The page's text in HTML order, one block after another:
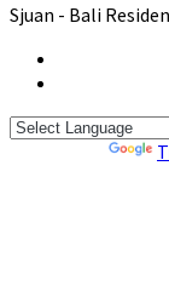
Sjuan - Bali